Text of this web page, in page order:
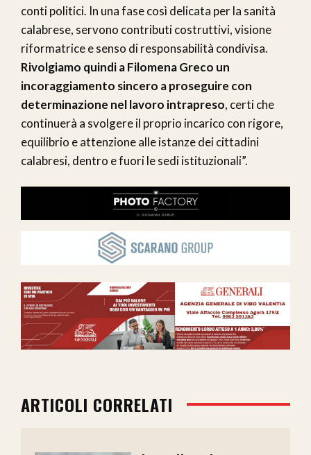
conti politici. In una fase così delicata per la sanità
calabrese, servono contributi costruttivi, visione
riformatrice e senso di responsabilità condivisa.
Rivolgiamo quindi a Filomena Greco un
incoraggiamento sincero a proseguire con
determinazione nel lavoro intrapreso, certi che
continuerà a svolgere il proprio incarico con rigore,
equilibrio e attenzione alle istanze dei cittadini
calabresi, dentro e fuori le sedi istituzionali”.
ARTICOLI CORRELATI